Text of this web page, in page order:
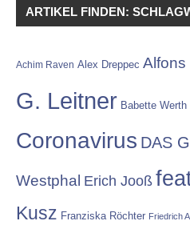
ARTIKEL FINDEN:
Achim Raven Alex Dreppec Alfons
G. Leitner Babette Werth
Coronavirus DAS
Westphal Erich Jooß
Kusz Franziska Röchter Friedrich